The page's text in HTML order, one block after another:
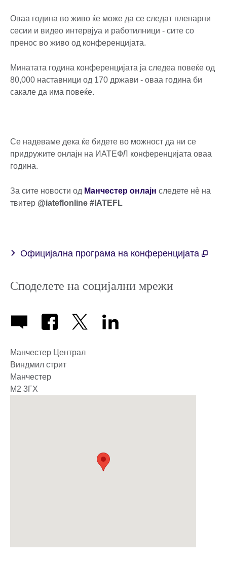
Оваа година во живо ќе може да се следат пленарни
сесии и видео интервјуа и работилници - сите со
пренос во живо од конференцијата.
Минатата година конференцијата ја следеа повеќе од
80,000 наставници од 170 држави - оваа година би
сакале да има повеќе.
Се надеваме дека ќе бидете во можност да ни се
придружите онлајн на ИАТЕФЛ конференцијата оваа
година.
За сите новости од Манчестер онлајн следете нè на
твитер @iateflonline #IATEFL
Официјална програма на конференцијата
Споделете на социјални мрежи
Манчестер Централ
Виндмил стрит
Манчестер
М2 3ГХ